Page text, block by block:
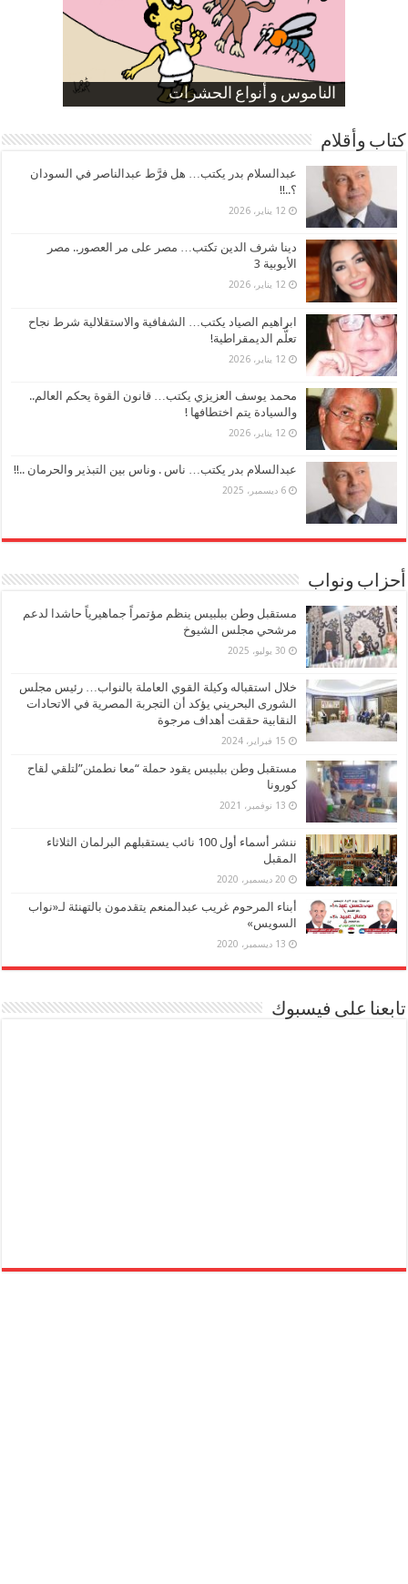
الناموس و أنواع الحشرات
الموظفين بعد ارتفاع الأسعار
ارتفاع نسبة الطلاق في مصر
صورة كاركاتيرية
صورة كاركاتيرية
كتاب وأقلام
عبدالسلام بدر يكتب… هل فرَّط عبدالناصر في السودان
؟..!!
12 يناير، 2026
دينا شرف الدين تكتب… مصر على مر العصور.. مصر
الأيوبية 3
12 يناير، 2026
ابراهيم الصياد يكتب… الشفافية والاستقلالية شرط نجاح
تعلُّم الديمقراطية!
12 يناير، 2026
محمد يوسف العزيزي يكتب… قانون القوة يحكم العالم..
والسيادة يتم اختطافها !
12 يناير، 2026
عبدالسلام بدر يكتب… ناس . وناس بين التبذير والحرمان ..!!
6 ديسمبر، 2025
أحزاب ونواب
مستقبل وطن ببلبيس ينظم مؤتمراً جماهيرياً حاشدا لدعم
مرشحي مجلس الشيوخ
30 يوليو، 2025
خلال استقباله وكيلة القوي العاملة بالنواب… رئيس مجلس
الشورى البحريني يؤكد أن التجربة المصرية في الاتحادات
النقابية حققت أهداف مرجوة
15 فبراير، 2024
مستقبل وطن ببلبيس يقود حملة “معا نطمئن”لتلقي لقاح
كورونا
13 نوفمبر، 2021
ننشر أسماء أول 100 نائب يستقبلهم البرلمان الثلاثاء
المقبل
20 ديسمبر، 2020
أبناء المرحوم غريب عبدالمنعم يتقدمون بالتهنئة لـ«نواب
السويس»
13 ديسمبر، 2020
تابعنا على فيسبوك